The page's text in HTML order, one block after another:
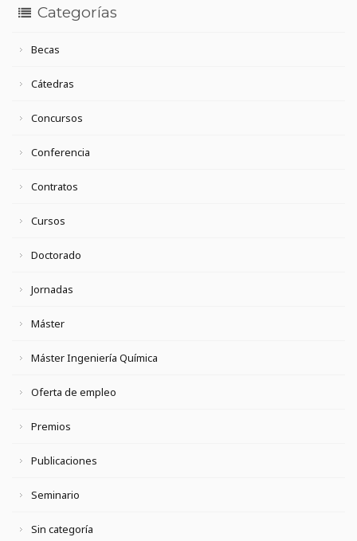
Categorías
Becas
Cátedras
Concursos
Conferencia
Contratos
Cursos
Doctorado
Jornadas
Máster
Máster Ingeniería Química
Oferta de empleo
Premios
Publicaciones
Seminario
Sin categoría